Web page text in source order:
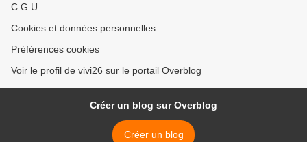
C.G.U.
Cookies et données personnelles
Préférences cookies
Voir le profil de vivi26 sur le portail Overblog
Créer un blog sur Overblog
Créer un blog